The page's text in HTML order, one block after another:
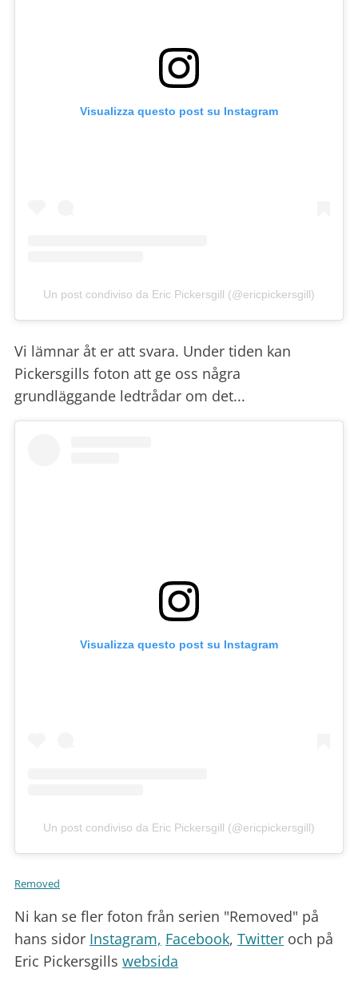
Visualizza questo post su Instagram
Un post condiviso da Eric Pickersgill (@ericpickersgill)
Vi lämnar åt er att svara. Under tiden kan
Pickersgills foton att ge oss några
grundläggande ledtrådar om det...
Visualizza questo post su Instagram
Un post condiviso da Eric Pickersgill (@ericpickersgill)
Removed
Ni kan se fler foton från serien "Removed" på
hans sidor Instagram, Facebook, Twitter och på
Eric Pickersgills websida